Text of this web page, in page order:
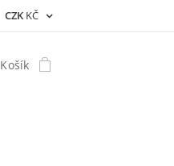
CZK KČ
Košík